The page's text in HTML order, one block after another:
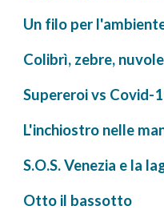
Un filo per
Colibrì, zebre,
Supereroi vs Covid-
L'inchiostro nelle
S.O.S. Venezia e la
Otto il bassotto